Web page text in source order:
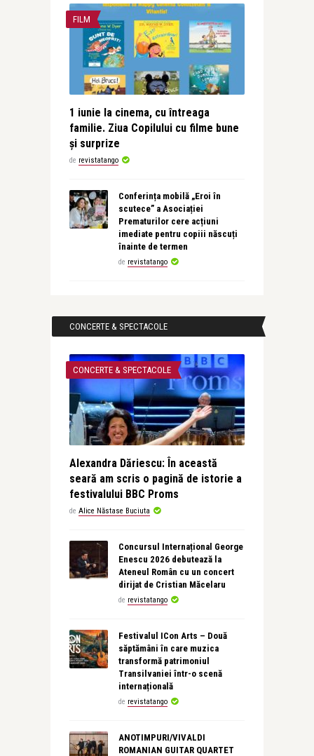
FILM
1 iunie la cinema, cu întreaga
familie. Ziua Copilului cu filme bune
și surprize
de revistatango
Conferința mobilă „Eroi în
scutece” a Asociației
Prematurilor cere acțiuni
imediate pentru copiii născuți
înainte de termen
de revistatango
CONCERTE & SPECTACOLE
CONCERTE & SPECTACOLE
Alexandra Dăriescu: În această
seară am scris o pagină de istorie a
festivalului BBC Proms
de Alice Năstase Buciuta
Concursul Internațional George
Enescu 2026 debutează la
Ateneul Român cu un concert
dirijat de Cristian Măcelaru
de revistatango
Festivalul ICon Arts – Două
săptămâni în care muzica
transformă patrimoniul
Transilvaniei într-o scenă
internațională
de revistatango
ANOTIMPURI/VIVALDI
ROMANIAN GUITAR QUARTET